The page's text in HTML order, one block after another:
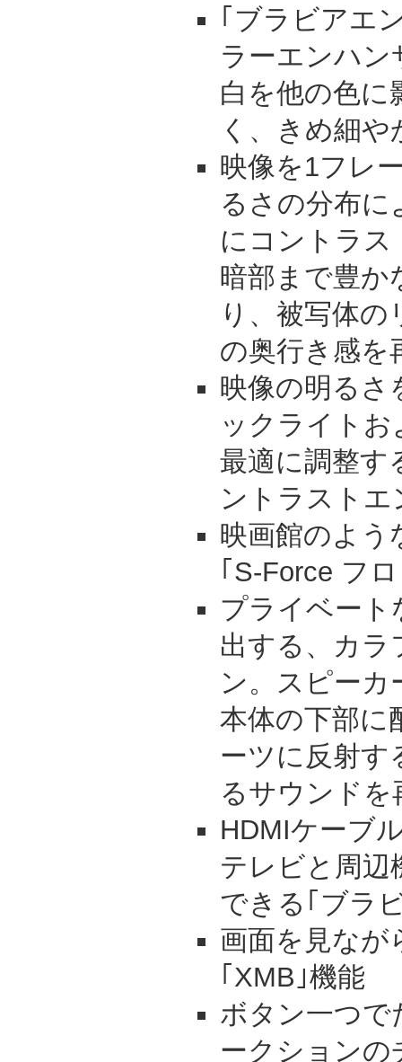
｢ブラビアエ
ラーエンハン
白を他の色に
く、きめ細や
映像を1フレ
るさの分布
にコントラス
暗部まで豊か
り、被写体
の奥行き感を
映像の明るさ
ックライト
最適に調整す
ントラストエ
映画館のよう
｢S-Force フ
プライベート
出する、カラ
ン。スピー
本体の下部に
ーツに反射す
るサウンドを
HDMIケーブ
テレビと周辺
できる｢ブラ
画面を見なが
｢XMB｣機能
ボタン一つで
ークションの